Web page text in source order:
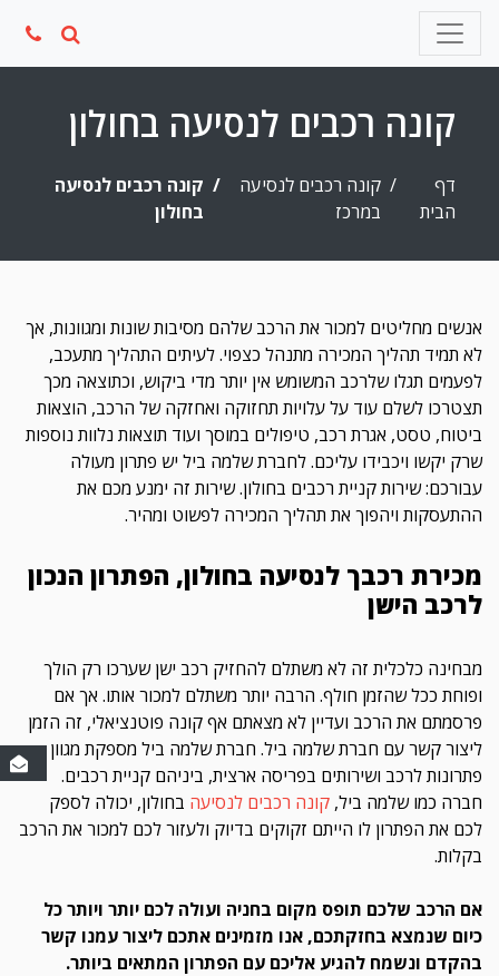
Skip
content
קונה רכבים לנסיעה בחולון
דף
הבית
קונה רכבים לנסיעה
במרכז
קונה רכבים לנסיעה
בחולון
אנשים מחליטים למכור את הרכב שלהם מסיבות שונות ומגוונות, אך
לא תמיד תהליך המכירה מתנהל כצפוי. לעיתים התהליך מתעכב,
לפעמים תגלו שלרכב המשומש אין יותר מדי ביקוש, וכתוצאה מכך
תצטרכו לשלם עוד על עלויות תחזוקה ואחזקה של הרכב, הוצאות
ביטוח, טסט, אגרת רכב, טיפולים במוסך ועוד תוצאות נלוות נוספות
שרק יקשו ויכבידו עליכם. לחברת שלמה ביל יש פתרון מעולה
עבורכם: שירות קניית רכבים בחולון. שירות זה ימנע מכם את
ההתעסקות ויהפוך את תהליך המכירה לפשוט ומהיר.
מכירת רכבך לנסיעה בחולון, הפתרון הנכון
לרכב הישן
מבחינה כלכלית זה לא משתלם להחזיק רכב ישן שערכו רק הולך
ופוחת ככל שהזמן חולף. הרבה יותר משתלם למכור אותו. אך אם
פרסמתם את הרכב ועדיין לא מצאתם אף קונה פוטנציאלי, זה הזמן
ליצור קשר עם חברת שלמה ביל. חברת שלמה ביל מספקת מגוון
פתרונות לרכב ושירותים בפריסה ארצית, ביניהם קניית רכבים.
חברה כמו שלמה ביל, קונה רכבים לנסיעה בחולון, יכולה לספק
לכם את הפתרון לו הייתם זקוקים בדיוק ולעזור לכם למכור את הרכב
בקלות.
אם הרכב שלכם תופס מקום בחניה ועולה לכם יותר ויותר כל
כיום שנמצא בחזקתכם, אנו מזמינים אתכם ליצור עמנו קשר
בהקדם ונשמח להגיע אליכם עם הפתרון המתאים ביותר.